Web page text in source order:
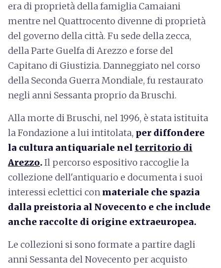
era di proprietà della famiglia Camaiani
mentre nel Quattrocento divenne di proprietà
del governo della città. Fu sede della zecca,
della Parte Guelfa di Arezzo e forse del
Capitano di Giustizia. Danneggiato nel corso
della Seconda Guerra Mondiale, fu restaurato
negli anni Sessanta proprio da Bruschi.
Alla morte di Bruschi, nel 1996, è stata istituita
la Fondazione a lui intitolata, per diffondere
la cultura antiquariale nel territorio di
Arezzo.Il percorso espositivo raccoglie la
collezione dell'antiquario e documenta i suoi
interessi eclettici con materiale che spazia
dalla preistoria al Novecento e che include
anche raccolte di origine extraeuropea.
Le collezioni si sono formate a partire dagli
anni Sessanta del Novecento per acquisto